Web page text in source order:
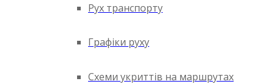
Рух транспорту
Графіки руху
Схеми укриттів на маршрутах